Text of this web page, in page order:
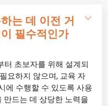
는 데 이전 거
필수적인가
터 초보자를 위해 설계되
요하지 않으며, 교육 자
에 수행할 수 있도록 사용
만드는 데 상당한 노력을